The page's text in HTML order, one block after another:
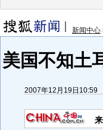
新闻中心
美国不知土
2007年12月19日10:59